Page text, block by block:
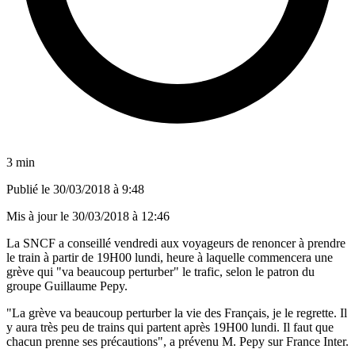
3 min
Publié le 30/03/2018 à 9:48
Mis à jour le 30/03/2018 à 12:46
La SNCF a conseillé vendredi aux voyageurs de renoncer à prendre
le train à partir de 19H00 lundi, heure à laquelle commencera une
grève qui "va beaucoup perturber" le trafic, selon le patron du
groupe Guillaume Pepy.
"La grève va beaucoup perturber la vie des Français, je le regrette. Il
y aura très peu de trains qui partent après 19H00 lundi. Il faut que
chacun prenne ses précautions", a prévenu M. Pepy sur France Inter.